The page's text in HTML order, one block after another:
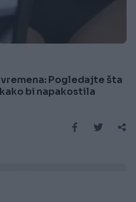
Pogledajte šta
bi napakostila